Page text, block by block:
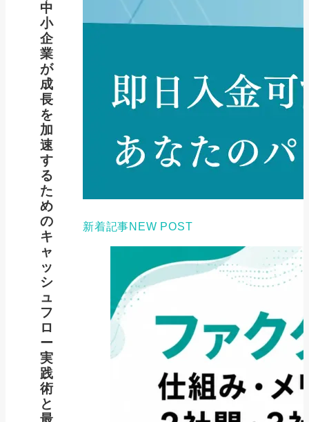
中
小
企
業
が
成
長
を
加
速
す
る
た
め
の
キ
ャ
ッ
シ
ュ
フ
ロ
ー
実
践
術
と
最
新着記事NEW POST